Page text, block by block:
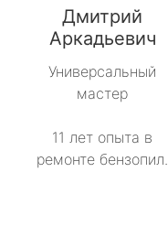
Дмитрий
Аркадьевич
Универсальный
мастер
11 лет опыта в
ремонте бензопил.